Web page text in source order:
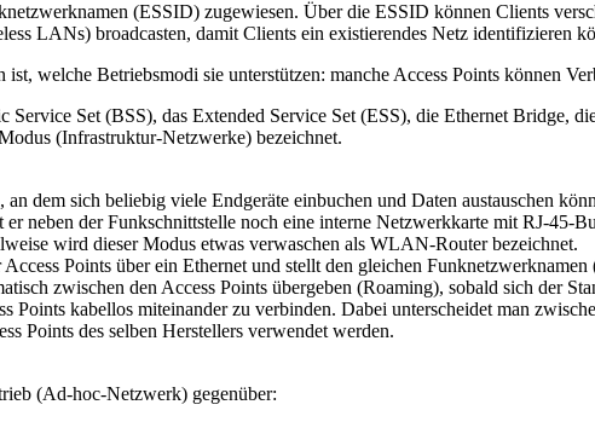
(ESSID) zugewiesen. Über die ESSID können Clients
LANs) broadcasten, damit Clients ein existierendes Netz identifizieren
welche Betriebsmodi sie unterstützen: manche Access Points können
Set (BSS), das Extended Service Set (ESS), die Ethernet Bridge,
(Infrastruktur-Netzwerke) bezeichnet.
dem sich beliebig viele Endgeräte einbuchen und Daten austauschen
neben der Funkschnittstelle noch eine interne Netzwerkkarte mit RJ-45-
wird dieser Modus etwas verwaschen als WLAN-Router bezeichnet.
Points über ein Ethernet und stellt den gleichen
zwischen den Access Points übergeben (Roaming), sobald sich der
Points kabellos miteinander zu verbinden. Dabei unterscheidet man
Points des selben Herstellers verwendet werden.
(Ad-hoc-Netzwerk) gegenüber: